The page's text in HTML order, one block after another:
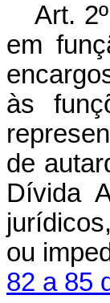
Art.
em
às
de
Dívida
ou
82 a 85